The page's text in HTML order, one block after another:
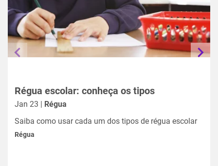
Régua escolar: conheça os tipos
Jan 23 | Régua
Saiba como usar cada um dos tipos de régua escolar
Régua